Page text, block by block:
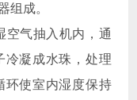
组成。
气抽入机内，通
冷凝成水珠，处理
环使室内湿度保持